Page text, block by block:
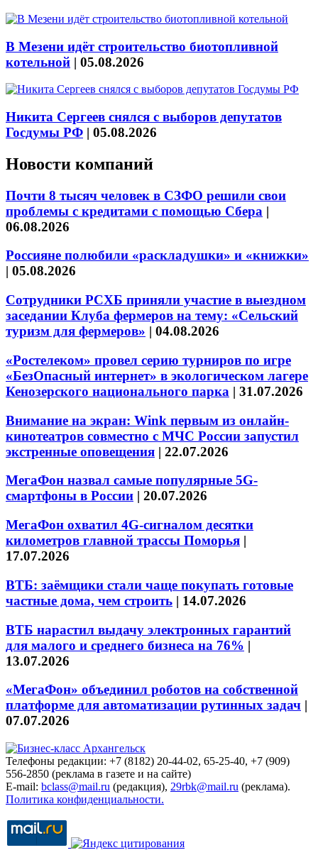
В Мезени идёт строительство биотопливной
котельной | 05.08.2026
Никита Сергеев снялся с выборов депутатов
Госдумы РФ | 05.08.2026
Новости компаний
Почти 8 тысяч человек в СЗФО решили свои
проблемы с кредитами с помощью Сбера |
06.08.2026
Россияне полюбили «раскладушки» и «книжки»
| 05.08.2026
Сотрудники РСХБ приняли участие в выездном
заседании Клуба фермеров на тему: «Сельский
туризм для фермеров» | 04.08.2026
«Ростелеком» провел серию турниров по игре
«БезОпасный интернет» в экологическом лагере
Кенозерского национального парка | 31.07.2026
Внимание на экран: Wink первым из онлайн-
кинотеатров совместно с МЧС России запустил
экстренные оповещения | 22.07.2026
МегаФон назвал самые популярные 5G-
смартфоны в России | 20.07.2026
МегаФон охватил 4G-сигналом десятки
километров главной трассы Поморья |
17.07.2026
ВТБ: заёмщики стали чаще покупать готовые
частные дома, чем строить | 14.07.2026
ВТБ нарастил выдачу электронных гарантий
для малого и среднего бизнеса на 76% |
13.07.2026
«МегаФон» объединил роботов на собственной
платформе для автоматизации рутинных задач |
07.07.2026
Телефоны редакции: +7 (8182) 20-44-02, 65-25-40, +7 (909)
556-2850 (реклама в газете и на сайте)
E-mail: bclass@mail.ru (редакция), 29rbk@mail.ru (реклама).
Политика конфиденциальности.